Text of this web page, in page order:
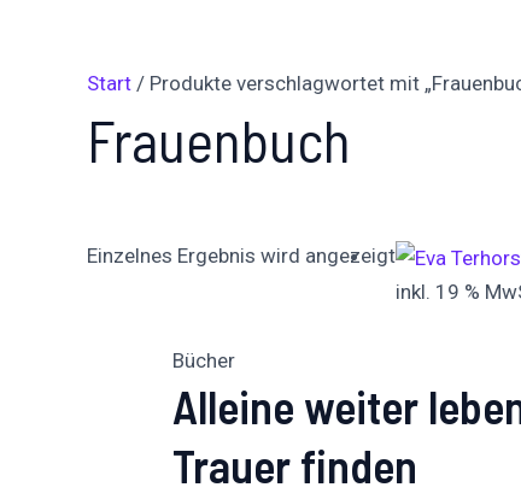
Start / Produkte verschlagwortet mit
Frauenbuch
Einzelnes Ergebnis wird angezeigt
inkl. 19 %
Bücher
Alleine weiter
Trauer finden